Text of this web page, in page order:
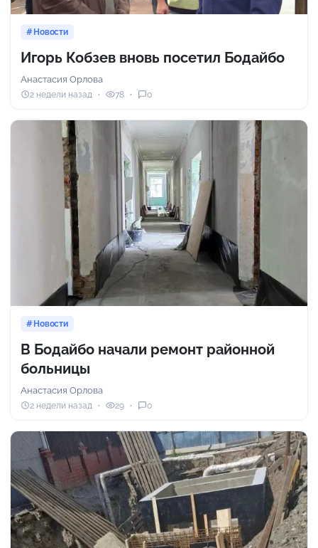
Новости
Игорь Кобзев вновь посетил Бодайбо
Анастасия Орлова
2 недели назад 78 0
Новости
В Бодайбо начали ремонт районной
больницы
Анастасия Орлова
2 недели назад 29 0